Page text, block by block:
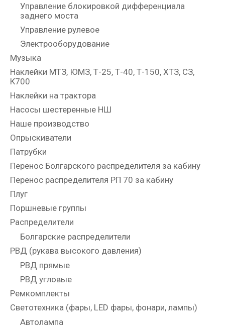
Управление блокировкой дифференциала
заднего моста
Управление рулевое
Электрооборудование
Музыка
Наклейки МТЗ, ЮМЗ, Т-25, Т-40, Т-150, ХТЗ, СЗ,
К700
Наклейки на трактора
Насосы шестеренные НШ
Наше производство
Опрыскиватели
Патрубки
Перенос Болгарского распределителя за кабину
Перенос распределителя РП 70 за кабину
Плуг
Поршневые группы
Распределители
Болгарские распределители
РВД (рукава высокого давления)
РВД прямые
РВД угловые
Ремкомплекты
Светотехника (фары, LED фары, фонари, лампы)
Автолампа